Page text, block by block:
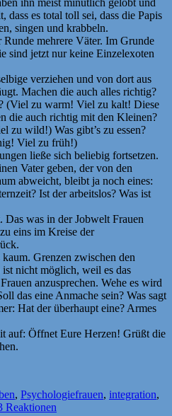
ihn meist minütlich gelobt und
dass es total toll sei, dass die Papis
singen und krabbeln.
mehrere Väter. Im Grunde
sind jetzt nur keine Einzelexoten
verziehen und von dort aus
Machen die auch alles richtig?
(Viel zu warm! Viel zu kalt! Diese
die auch richtig mit den Kleinen?
wild!) Was gibt’s zu essen?
Viel zu früh!)
ließe sich beliebig fortsetzen.
Vater geben, der von den
abweicht, bleibt ja noch eines:
Ist der arbeitslos? Was ist
Das was in der Jobwelt Frauen
eins im Kreise der
Grenzen zwischen den
nicht möglich, weil es das
anzusprechen. Wehe es wird
das eine Anmache sein? Was sagt
Hat der überhaupt eine? Armes
auf: Öffnet Eure Herzen! Grüßt die
, PsychologieSchlagwörter
frauen, integration,
Reaktionen